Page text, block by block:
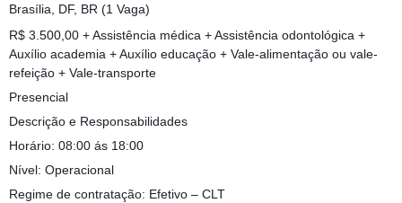
Brasília, DF, BR (1 Vaga)
R$ 3.500,00 + Assistência médica + Assistência odontológica +
Auxílio academia + Auxílio educação + Vale-alimentação ou vale-
refeição + Vale-transporte
Presencial
Descrição e Responsabilidades
Horário: 08:00 ás 18:00
Nível: Operacional
Regime de contratação: Efetivo – CLT